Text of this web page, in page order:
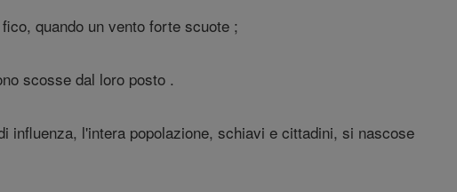
quando un vento forte scuote ;
scosse dal loro posto .
l'intera popolazione, schiavi e cittadini, si nascose